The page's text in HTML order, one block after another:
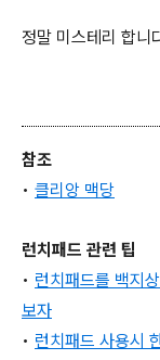
정말 미스테리 합니
참조
• 클리앙 맥당
런치패드 관련 팁
• 런치패드를 백지
보자
• 런치패드 사용시